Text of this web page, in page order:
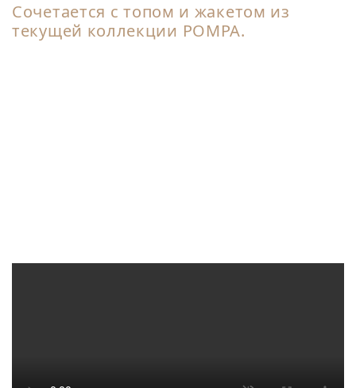
Сочетается стопом и жакетом из
текущей коллекции POMPA.